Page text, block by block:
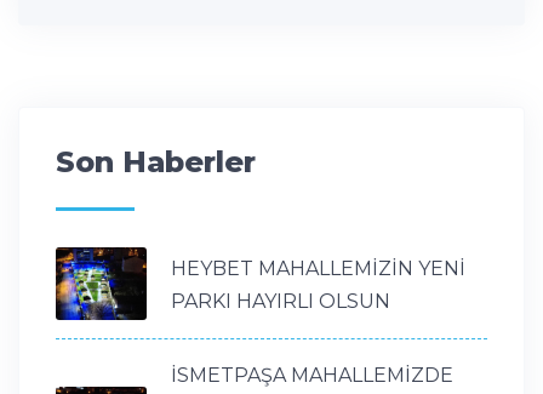
Son Haberler
HEYBET MAHALLEMİZİN YENİ
PARKI HAYIRLI OLSUN
İSMETPAŞA MAHALLEMİZDE